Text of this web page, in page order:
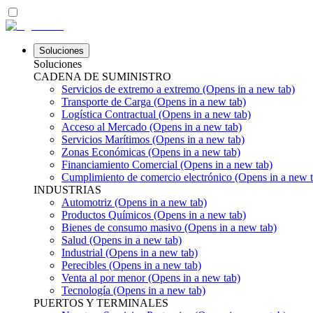
Soluciones
Soluciones
CADENA DE SUMINISTRO
Servicios de extremo a extremo (Opens in a new tab)
Transporte de Carga (Opens in a new tab)
Logística Contractual (Opens in a new tab)
Acceso al Mercado (Opens in a new tab)
Servicios Marítimos (Opens in a new tab)
Zonas Económicas (Opens in a new tab)
Financiamiento Comercial (Opens in a new tab)
Cumplimiento de comercio electrónico (Opens in a new
INDUSTRIAS
Automotriz (Opens in a new tab)
Productos Químicos (Opens in a new tab)
Bienes de consumo masivo (Opens in a new tab)
Salud (Opens in a new tab)
Industrial (Opens in a new tab)
Perecibles (Opens in a new tab)
Venta al por menor(Opens in a new tab)
Tecnología (Opens in a new tab)
PUERTOS Y TERMINALES